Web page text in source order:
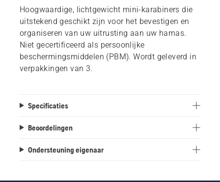
Hoogwaardige, lichtgewicht mini-karabiners die
uitstekend geschikt zijn voor het bevestigen en
organiseren van uw uitrusting aan uw harnas.
Niet gecertificeerd als persoonlijke
beschermingsmiddelen (PBM). Wordt geleverd in
verpakkingen van 3.
Specificaties
Beoordelingen
Ondersteuning eigenaar